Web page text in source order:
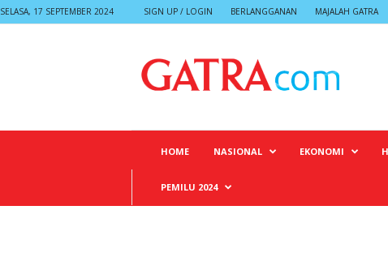
SELASA, 17 SEPTEMBER 2024 SIGN UP / LOGIN BERLANGGANAN MAJALAH GATRA
HOME NASIONAL EKONOMI
PEMILU 2024